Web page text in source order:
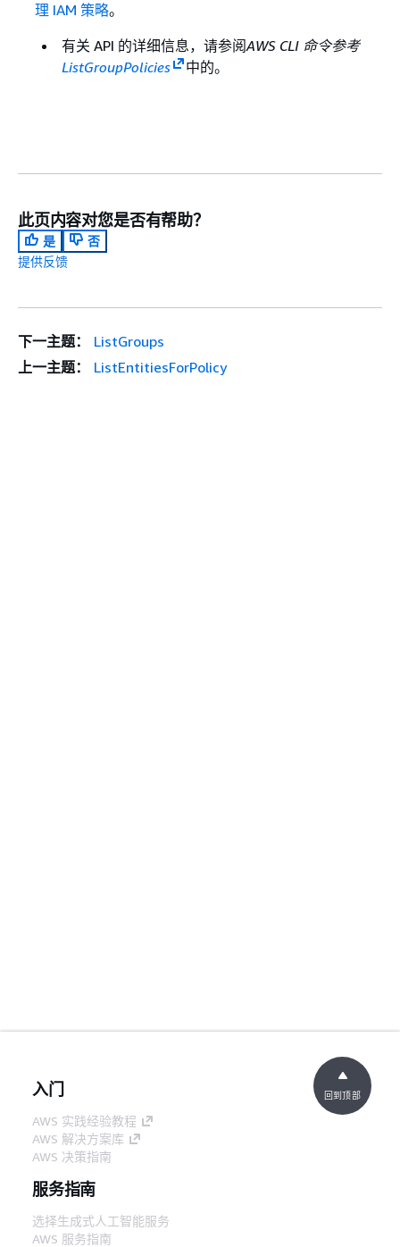
理 IAM 策略。
有关 API 的详细信息，请参阅AWS CLI 命令参考
ListGroupPolicies
中的。
此页内容对您是否有帮助？
是
否
提供反馈
下一主题：
ListGroups
上一主题：
ListEntitiesForPolicy
入门
AWS 实践经验教程
AWS 解决方案库
AWS 决策指南
服务指南
选择生成式人工智能服务
AWS 服务指南
回到顶部